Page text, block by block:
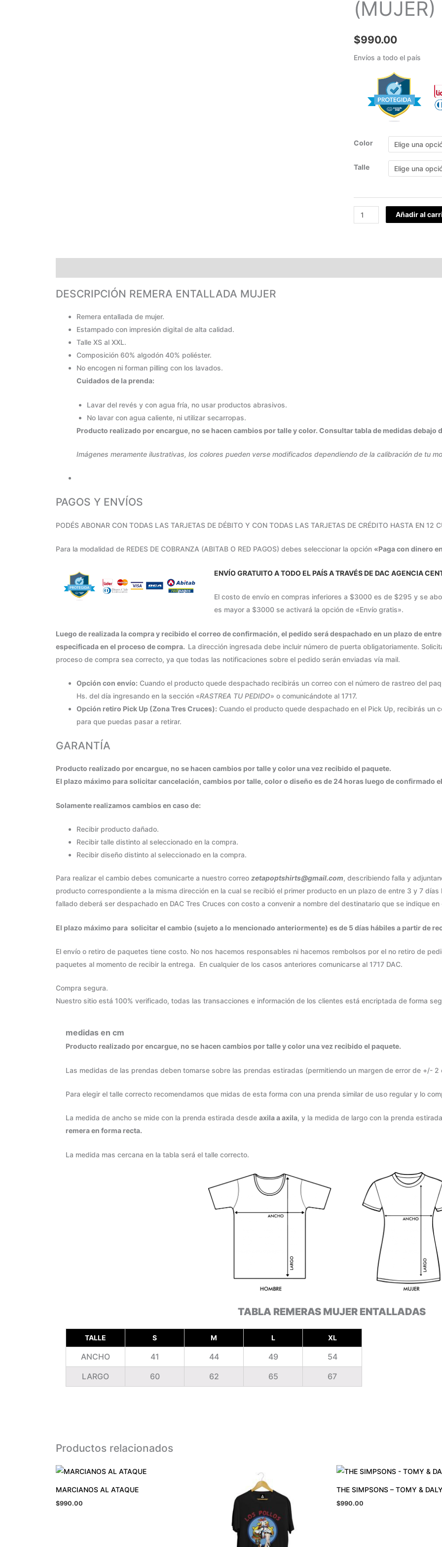
(MUJER)
$990.00
Envíos a todo el país
Color
Talle
Añadir al
DESCRIPCIÓN REMERA ENTALLADA MUJER
Remera entallada de mujer.
Estampado con impresión digital de alta calidad.
Talle XS al XXL.
Composición 60% algodón 40% poliéster.
No encogen ni forman pilling con los lavados.
Cuidados de la prenda:
Lavar del revés y con agua fría, no usar productos abrasivos.
No lavar con agua caliente, ni utilizar secarropas.
Producto realizado por encargue, no se hacen cambios por talle y color. Consultar tabla de medidas debajo
Imágenes meramente ilustrativas, los colores pueden verse modificados dependiendo de la calibración de tu
PAGOS Y ENVÍOS
PODÉS ABONAR CON TODAS LAS TARJETAS DE DÉBITO Y CON TODAS LAS TARJETAS DE CRÉDITO HASTA EN 12
Para la modalidad de REDES DE COBRANZA (ABITAB O RED PAGOS) debes seleccionar la opción «Paga con dinero
ENVÍO GRATUITO A TODO EL PAÍS A TRAVÉS DEDAC AGENCIA
El costo de envío en compras inferiores a $3000 es de $295 y se
es mayor a $3000 se activará la opción de «Envío gratis».
Luego de realizada la compra y recibido el correo de confirmación, el pedido será despachado en un plazo de
especificada en el proceso de compra. La dirección ingresada debe incluir número de puerta obligatoriamente.
proceso de compra sea correcto, ya que todas las notificaciones sobre el pedido serán enviadas vía mail.
Opción con envío: Cuando el producto quede despachado recibirás un correo con el número de rastreo del
Hs. del día ingresando en la sección «RASTREA TU PEDIDO» o comunicándote al 1717.
Opción retiro Pick Up (Zona Tres Cruces): Cuando el producto quede despachado en el Pick Up, recibirás un
para que puedas pasar a retirar.
GARANTÍA
Producto realizado por encargue, no se hacen cambios por talle y color una vez recibido el paquete.
El plazo máximo para solicitar cancelación, cambios por talle, color o diseño es de 24 horas luego de confirmado
Solamente realizamos cambios en caso de:
Recibir producto dañado.
Recibir talle distinto al seleccionado en la compra.
Recibir diseño distinto al seleccionado en la compra.
Para realizar el cambio debes comunicarte a nuestro correozetapoptshirts@gmail.com, describiendo falla y
producto correspondiente a la misma dirección en la cual se recibió el primer producto en un plazo de entre 3 y 7
fallado deberá ser despachado en DAC Tres Cruces con costo a convenir a nombre del destinatario que se indique
El plazo máximo para solicitar el cambio (sujeto a lo mencionado anteriormente) es de 5 días hábiles a partir de
El envío o retiro de paquetes tiene costo. No nos hacemos responsables ni hacemos rembolsos por el no retiro de
paquetes al momento de recibir la entrega. En cualquier de los casos anteriores comunicarse al 1717 DAC.
Compra segura.
Nuestro sitio está 100% verificado, todas las transacciones e información de los clientes está encriptada de forma
medidas en cm
Producto realizado por encargue, no se hacen cambios por talle y color una vez recibido el paquete.
Las medidas de las prendas deben tomarse sobre las prendas estiradas (permitiendo un margen de error de +/-
Para elegir el talle correcto recomendamos que midas de esta forma con una prenda similar de uso regular y lo
La medida de ancho se mide con la prenda estirada desdeaxila a axila, y la medida de largo con la prenda
remera en forma recta.
La medida mas cercana en la tabla será el talle correcto.
TABLA REMERAS MUJER ENTALLADAS
TALLE S M L XL
ANCHO 41 44 49
54
LARGO
60 62 65 67
Productos relacionados
MARCIANOS AL ATAQUE
$990.00
THE SIMPSONS – TOMY &
$990.00